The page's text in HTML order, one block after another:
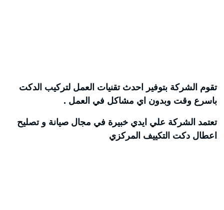
تقوم الشركة بتوفير احدث تقنيات العمل لتركيب الدكت
باسرع وقت وبدون اي مشاكل في العمل .
تعتمد الشركة علي ايدي خبيرة في مجال صيانة و تصليح
اعطال دكت التكييف المركزي